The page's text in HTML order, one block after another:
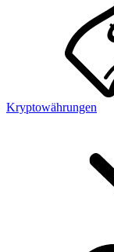
Kryptowährungen